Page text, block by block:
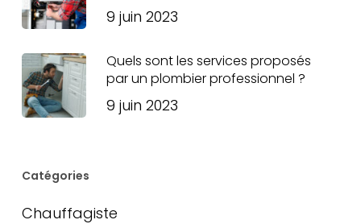
9 juin 2023
Quels sont les services proposés
par un plombier professionnel ?
9 juin 2023
Catégories
Chauffagiste